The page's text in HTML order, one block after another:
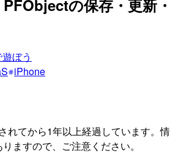
の保存・更新・
ぼう
iPhone
れてから1年以上経過しています。情
ますので、ご注意ください。